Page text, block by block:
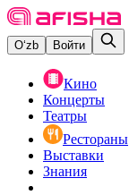
O‘zb Войти
Кино
Концерты
Театры
Рестораны
Выставки
Знания